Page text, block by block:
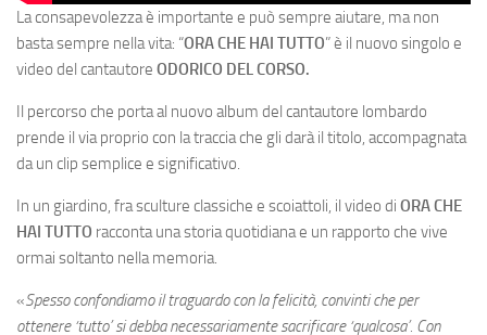
La consapevolezza è importante e può sempre aiutare, ma non
basta sempre nella vita: “ORA CHE HAI TUTTO” è il nuovo singolo e
video del cantautore ODORICO DEL CORSO.
Il percorso che porta al nuovo album del cantautore lombardo
prende il via proprio con la traccia che gli darà il titolo, accompagnata
da un clip semplice e significativo.
In un giardino, fra sculture classiche e scoiattoli, il video di ORA CHE
HAI TUTTO racconta una storia quotidiana e un rapporto che vive
ormai soltanto nella memoria.
«Spesso confondiamo il traguardo con la felicità, convinti che per
ottenere ‘tutto’ si debba necessariamente sacrificare ‘qualcosa’. Con